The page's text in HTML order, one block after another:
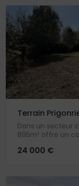
Terrain
Dans un secteur
895m² offre un
24 000 €